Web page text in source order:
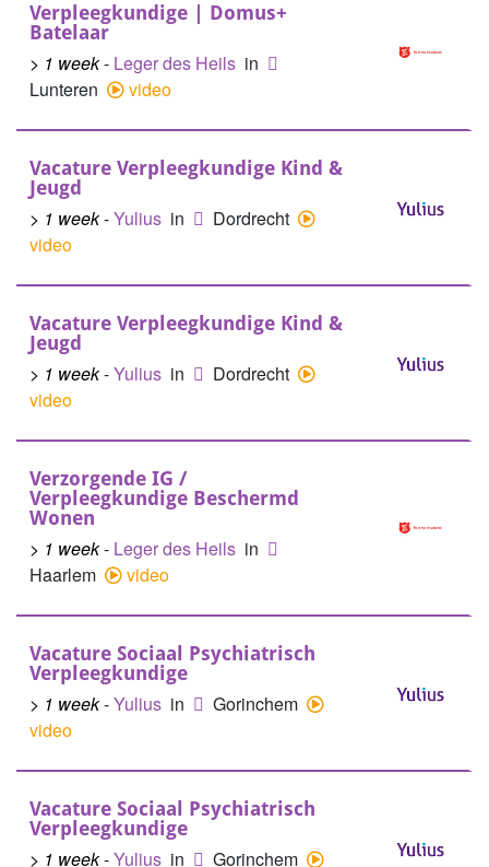
Verpleegkundige | Domus+
Batelaar
> 1 week- Leger des Heils in
Lunteren
video
Vacature Verpleegkundige Kind &
Jeugd
> 1 week-Yulius in
Dordrecht
video
Vacature Verpleegkundige Kind &
Jeugd
> 1 week-Yulius in
Dordrecht
video
Verzorgende IG /
Verpleegkundige Beschermd
Wonen
> 1 week- Leger des Heils in
Haarlem
video
Vacature Sociaal Psychiatrisch
Verpleegkundige
> 1 week-Yulius in
Gorinchem
video
Vacature Sociaal Psychiatrisch
Verpleegkundige
> 1 week-Yulius in
Gorinchem